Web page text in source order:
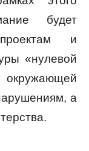
будет
и
«нулевой
окружающей
а